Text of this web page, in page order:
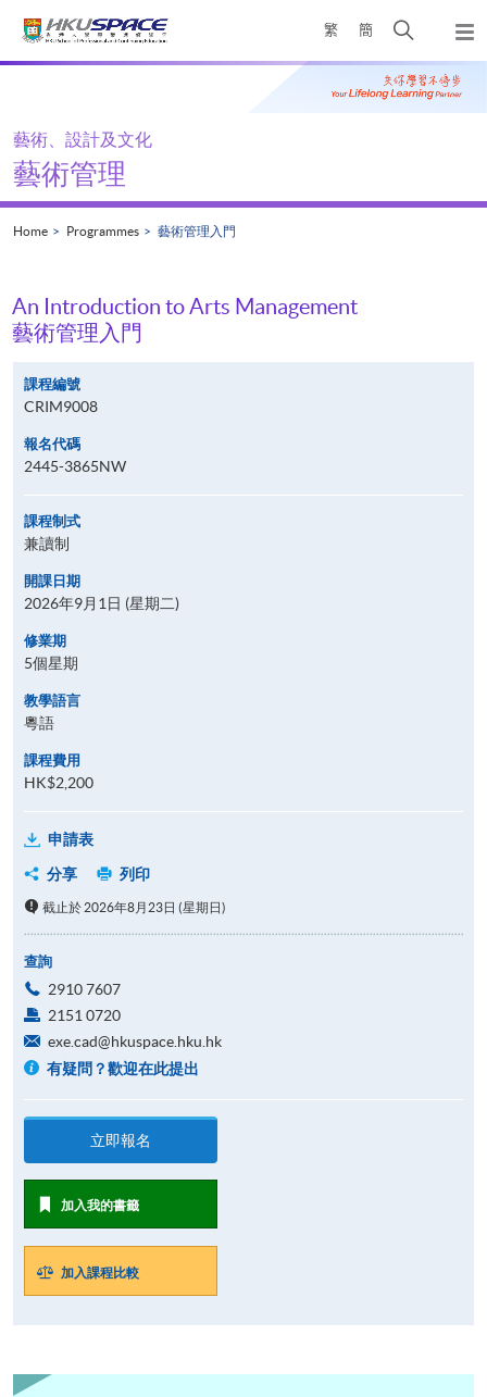
繁 簡
Open
search
panel
Main
藝術、設計及文化
藝術管理
Home Programmes 藝術管理入門
An Introduction to Arts Management
藝術管理入門
課程編號
CRIM9008
報名代碼
2445-3865NW
課程制式
兼讀制
開課日期
2026年9月1日 (星期二)
修業期
5個星期
教學語言
粵語
課程費用
HK$2,200
申請表
分享
列印
截止於 2026年8月23日 (星期日)
查詢
2910 7607
2151 0720
exe.cad@hkuspace.hku.hk
有疑問？歡迎在此提出
立即報名
加入我的書籤
加入課程比較